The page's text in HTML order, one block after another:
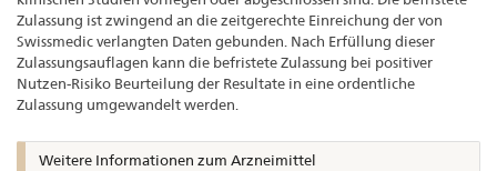
Zulassung ist zwingend an die zeitgerechte Einreichung der von
Swissmedic verlangten Daten gebunden. Nach Erfüllung dieser
Zulassungsauflagen kann die befristete Zulassung bei positiver
Nutzen-Risiko Beurteilung der Resultate in eine ordentliche
Zulassung umgewandelt werden.
Weitere Informationen zum Arzneimittel